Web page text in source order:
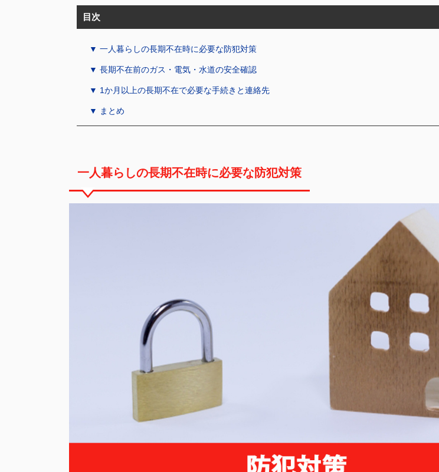
目次
▼ 一人暮らしの長期不在時に必要な防犯対策
▼ 長期不在前のガス・電気・水道の安全確認
▼ 1か月以上の長期不在で必要な手続きと連絡先
▼ まとめ
一人暮らしの長期不在時に必要な防犯対策